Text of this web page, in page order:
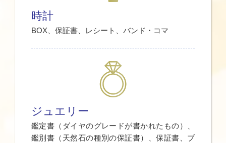
時計
BOX、保証書、レシート、バンド・コマ
ジュエリー
鑑定書（ダイヤのグレードが書かれたもの）、
鑑別書（天然石の種別の保証書）、保証書、ブ